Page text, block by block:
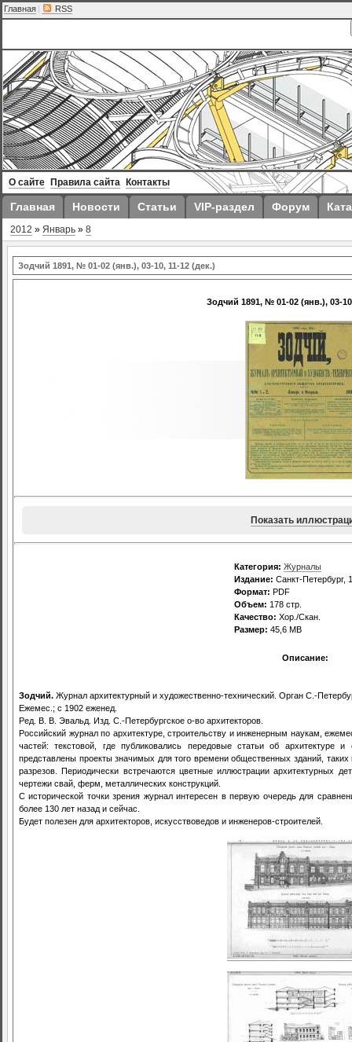
Главная | RSS
О сайте Правила сайта Контакты
Главная Новости Статьи VIP-раздел Форум
2012 » Январь » 8
Зодчий 1891, № 01-02 (янв.), 03-10, 11-12 (дек.)
Зодчий 1891, № 01-02 (янв.), 03-
Показать
Категория: Журналы
Издание: Санкт-Петербург,
Формат: PDF
Объем: 178 стр.
Качество: Хор./Скан.
Размер: 45,6 MB
Описание:
Зодчий. Журнал архитектурный и художественно-технический. Орган С.-
Ежемес.; с 1902 еженед.
Ред. В. В. Эвальд. Изд. С.-Петербургское о-во архитекторов.
Российский журнал по архитектуре, строительству и инженерным наукам,
частей: текстовой, где публиковались передовые статьи об архитектуре
представлены проекты значимых для того времени общественных зданий,
разрезов. Периодически встречаются цветные иллюстрации архитектурных
чертежи свай, ферм, металлических конструкций.
С исторической точки зрения журнал интересен в первую очередь для
более 130 лет назад и сейчас.
Будет полезен для архитекторов, искусствоведов и инженеров-строителей.